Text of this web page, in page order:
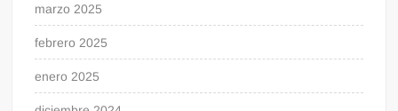
marzo 2025
febrero 2025
enero 2025